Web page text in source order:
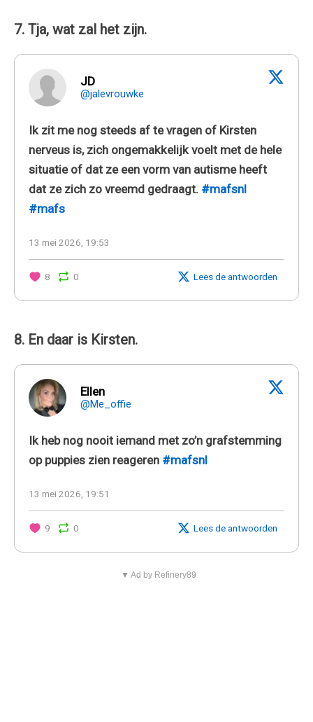
7. Tja, wat zal het zijn.
JD
@jalevrouwke
Ik zit me nog steeds af te vragen of Kirsten
nerveus is, zich ongemakkelijk voelt met de hele
situatie of dat ze een vorm van autisme heeft
dat ze zich zo vreemd gedraagt. #mafsnl
#mafs
13 mei 2026, 19:53
8 0 Lees de antwoorden
8. En daar is Kirsten.
Ellen
@Me_offie
Ik heb nog nooit iemand met zo’n grafstemming
op puppies zien reageren #mafsnl
13 mei 2026, 19:51
9 0 Lees de antwoorden
▼ Ad by Refinery89